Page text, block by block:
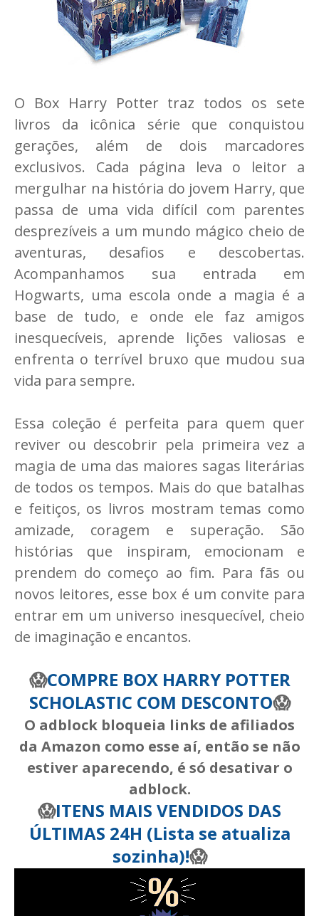
O Box Harry Potter traz todos os sete
livros da icônica série que conquistou
gerações, além de dois marcadores
exclusivos. Cada página leva o leitor a
mergulhar na história do jovem Harry, que
passa de uma vida difícil com parentes
desprezíveis a um mundo mágico cheio de
aventuras, desafios e descobertas.
Acompanhamos sua entrada em
Hogwarts, uma escola onde a magia é a
base de tudo, e onde ele faz amigos
inesquecíveis, aprende lições valiosas e
enfrenta o terrível bruxo que mudou sua
vida para sempre.
Essa coleção é perfeita para quem quer
reviver ou descobrir pela primeira vez a
magia de uma das maiores sagas literárias
de todos os tempos. Mais do que batalhas
e feitiços, os livros mostram temas como
amizade, coragem e superação. São
histórias que inspiram, emocionam e
prendem do começo ao fim. Para fãs ou
novos leitores, esse box é um convite para
entrar em um universo inesquecível, cheio
de imaginação e encantos.
😱COMPRE BOX HARRY POTTER
SCHOLASTIC COM DESCONTO😱
O adblock bloqueia links de afiliados
da Amazon como esse aí, então se não
estiver aparecendo, é só desativar o
adblock.
😱ITENS MAIS VENDIDOS DAS
ÚLTIMAS 24H (Lista se atualiza
sozinha)!😱